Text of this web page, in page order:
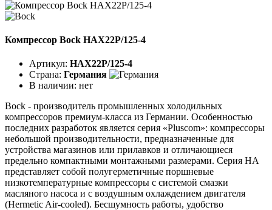
Компрессор Bock HAX22P/125-4
Артикул: HAX22P/125-4
Страна: Германия
В наличии: нет
Bock - производитель промышленных холодильных
компрессоров премиум-класса из Германии. Особенностью
последних разработок является серия «Pluscom»: компрессоры
небольшой производительности, предназначенные для
устройства магазинов или прилавков и отличающиеся
предельно компактными монтажными размерами. Серия HA
представляет собой полугерметичные поршневые
низкотемпературные компрессоры с системой смазки
масляного насоса и с воздушным охлаждением двигателя
(Hermetic Air-cooled). Бесшумность работы, удобство